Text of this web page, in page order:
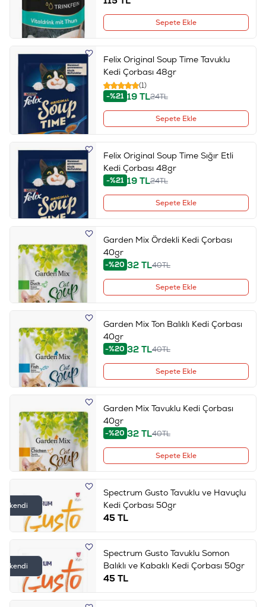
Sepete Ekle
Felix Original Soup Time Tavuklu
Kedi Çorbası 48gr
(1)
-%21 19TL24TL
Sepete Ekle
Felix Original Soup Time Sığır Etli
Kedi Çorbası 48gr
-%21 19TL24TL
Sepete Ekle
Garden Mix Ördekli Kedi Çorbası
40gr
-%20 32TL40TL
Sepete Ekle
Garden Mix Ton Balıklı Kedi Çorbası
40gr
-%20 32TL40TL
Sepete Ekle
Garden Mix Tavuklu Kedi Çorbası
40gr
-%20 32TL40TL
Sepete Ekle
Tükendi
Spectrum Gusto Tavuklu ve Havuçlu
Kedi Çorbası 50gr
45TL
Tükendi
Spectrum Gusto Tavuklu Somon
Balıklı ve Kabaklı Kedi Çorbası 50gr
45TL